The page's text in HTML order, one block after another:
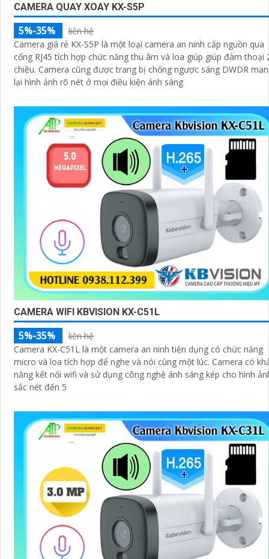
CAMERA QUAY XOAY KX-S5P
5%-35%
liên hệ
Camera giá rẻ KX-S5P là một loại camera an ninh cấp nguồn qua
cổng RJ45 tích hợp chức năng thu âm và loa giúp giúp đàm thoại
chiều. Camera cũng được trang bị chống ngược sáng DWDR mang
lại hình ảnh rõ nét ở mọi điều kiện ánh sáng
CAMERA WIFI KBVISION KX-C51L
5%-35%
liên hệ
Camera KX-C51L là một camera an ninh tiện dụng có chức năng
micro và loa tích hợp để nghe và nói cùng một lúc. Camera có khả
năng kết nối wifi và sử dụng công nghệ ánh sáng kép cho hình
sắc nét đến 5